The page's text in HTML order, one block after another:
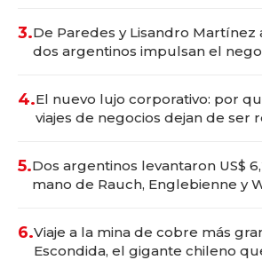
3.De Paredes y Lisandro Martínez
dos argentinos impulsan el
4.El nuevo lujo corporativo: por
viajes de negocios dejan de ser
5.Dos argentinos levantaron US$
mano de Rauch, Englebienne y
6.Viaje a la mina de cobre más
Escondida, el gigante chileno